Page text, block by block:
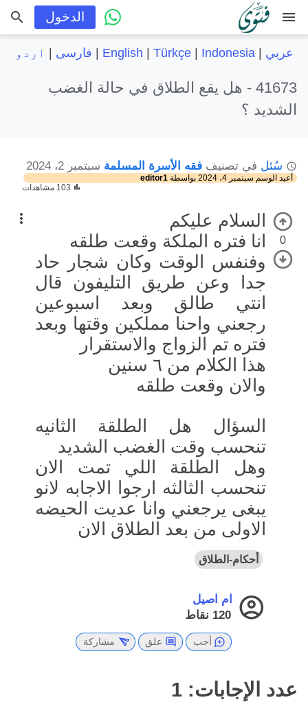
menu الدخول
عربي |
English Türkçe| Indonesia فارسی اردو
41673 -
هل يقع الطلاق في حالة الغضب
الشديد ؟
سُئل في تصنيف فقه الأسرة المسلمة سبتمبر 2، 2024
أعيد الوسم سبتمبر 4، 2024 بواسطة editor1
103 مشاهدات
0
السلام عليكم
انا فتره الملكة وقعت طلقه
وفنفس الوقت وكان شجار حاد
جدا وعن طريق التليفون قال
انتي طالق وبعد اسبوعين
رجعني واحنا مملكين وقتها وبعد
فتره تم الزواج والاستقرار
هذا الكلام من ٦ سنين
والان وقعت طلقه
السؤال هل الطلقة الثانيه
تنحسب وقت الغضب الشديد
وهل الطلقة اللي تمت الان
تنحسب الثالثه ارجوا الاجابه لانو
يبغى يرجعني وانا عديت الحيضه
الاولى من بعد الطلاق الان
أحكام-الطلاق
ام اصيل
120 نقاط
أجب علق مشاركة
عدد الإجابات: 1